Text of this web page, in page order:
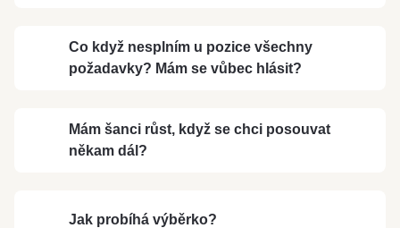
Co když nesplním u pozice všechny
požadavky? Mám se vůbec hlásit?
Mám šanci růst, když se chci posouvat
někam dál?
Jak probíhá výběrko?